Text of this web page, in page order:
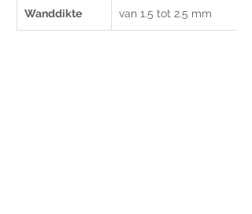
Wanddikte van 1.5 tot 2.5 mm